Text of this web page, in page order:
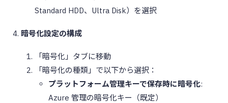
Standard HDD、Ultra Disk）を選択
暗号化設定の構成
「暗号化」タブに移動
「暗号化の種類」で以下から選択：
プラットフォーム管理キーで保存時に暗号化:
Azure 管理の暗号化キー（既定）